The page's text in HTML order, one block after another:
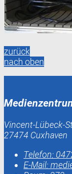
zurück
nach oben
Vincent-Lübeck-
27474 Cuxhaven
Telefon:
E-Mail: